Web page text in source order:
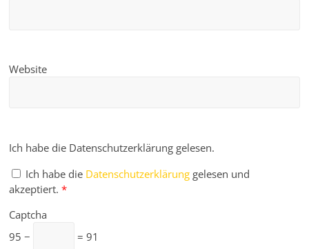
Website
Ich habe die Datenschutzerklärung gelesen.
Ich habe die Datenschutzerklärung gelesen und
akzeptiert. *
Captcha
95 −
= 91